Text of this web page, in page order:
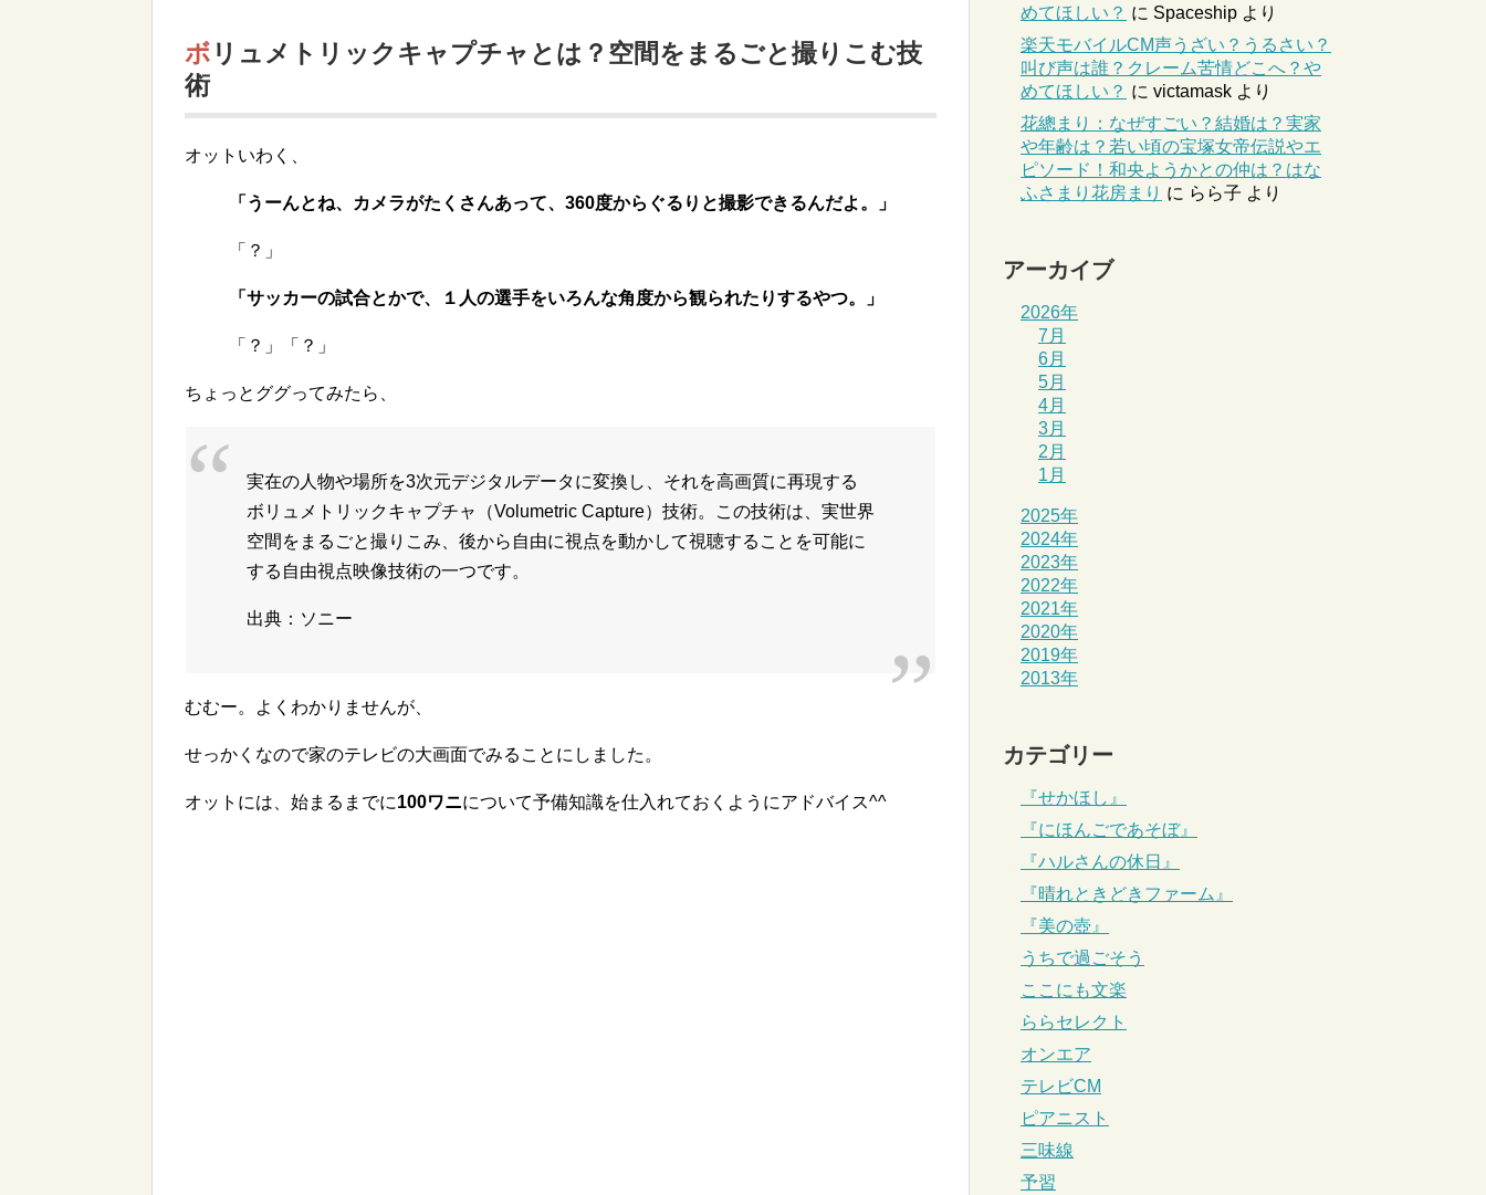
ボリュメトリックキャプチャとは？空間をまるごと撮りこむ技
術
オットいわく、
「うーんとね、カメラがたくさんあって、360度からぐるりと撮影できるんだよ。」
「？」
「サッカーの試合とかで、１人の選手をいろんな角度から観られたりするやつ。」
「？」 「？」
ちょっとググってみたら、
実在の人物や場所を3次元デジタルデータに変換し、それを高画質に再現する
ボリュメトリックキャプチャ（Volumetric Capture）技術。この技術は、実世界
空間をまるごと撮りこみ、後から自由に視点を動かして視聴することを可能に
する自由視点映像技術の一つです。
出典：ソニー
むむー。よくわかりませんが、
せっかくなので家のテレビの大画面でみることにしました。
オットには、始まるまでに100ワニについて予備知識を仕入れておくようにアドバイス^^
めてほしい？ に Spaceship より
楽天モバイルCM声うざい？うるさい？
叫び声は誰？クレーム苦情どこへ？や
めてほしい？ に victamask より
花總まり：なぜすごい？結婚は？実家
や年齢は？若い頃の宝塚女帝伝説やエ
ピソード！和央ようかとの仲は？はな
ふさまり花房まり に らら子 より
アーカイブ
2026年
7月
6月
5月
4月
3月
2月
1月
2025年
2024年
2023年
2022年
2021年
2020年
2019年
2013年
カテゴリー
『せかほし』
『にほんごであそぼ』
『ハルさんの休日』
『晴れときどきファーム』
『美の壺』
うちで過ごそう
ここにも文楽
ららセレクト
オンエア
テレビCM
ピアニスト
三味線
予習